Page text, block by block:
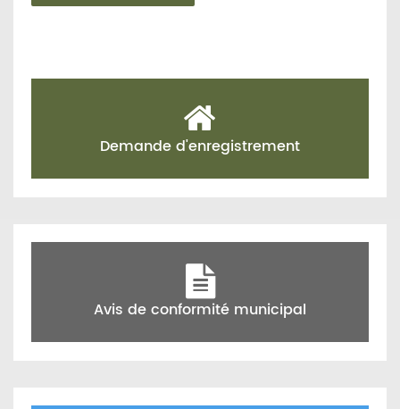
Demande d'enregistrement
Avis de conformité municipal